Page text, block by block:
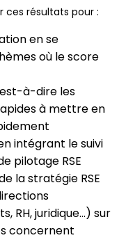
ces résultats pour :
en se
où le score
à-dire les
à mettre en
intégrant le suivi
pilotage RSE
la stratégie RSE
RH, juridique…) sur
concernent